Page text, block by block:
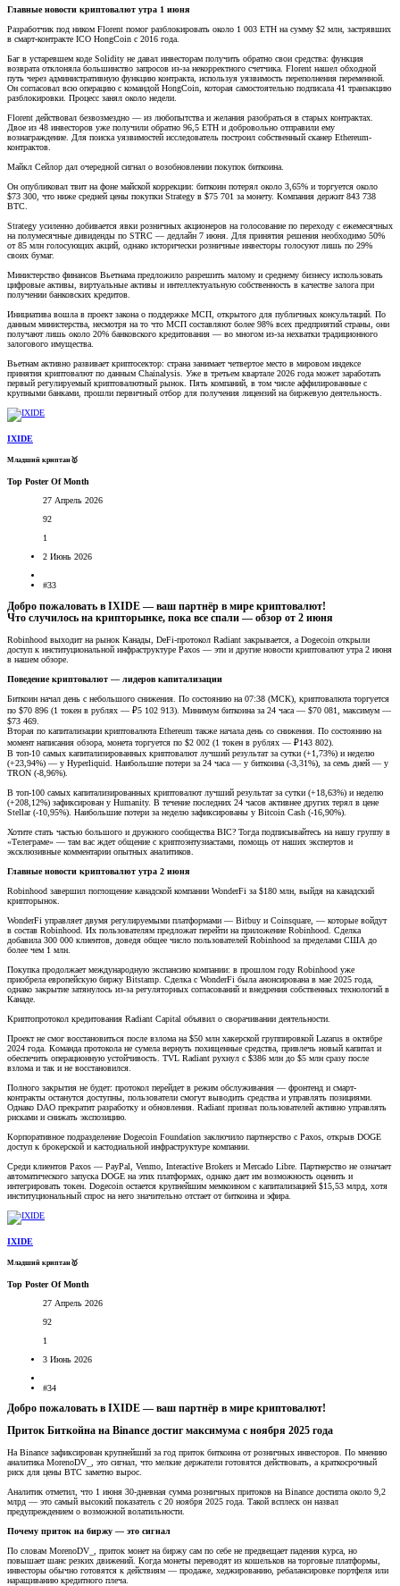
Главные новости криптовалют утра 1 июня
Разработчик под ником Florent помог разблокировать около 1 003 ETH на сумму $2 млн, застрявших
в смарт-контракте ICO HongCoin с 2016 года.
Баг в устаревшем коде Solidity не давал инвесторам получить обратно свои средства: функция
возврата отклоняла большинство запросов из-за некорректного счетчика. Florent нашел обходной
путь через административную функцию контракта, используя уязвимость переполнения переменной.
Он согласовал всю операцию с командой HongCoin, которая самостоятельно подписала 41 транзакцию
разблокировки. Процесс занял около недели.
Florent действовал безвозмездно — из любопытства и желания разобраться в старых контрактах.
Двое из 48 инвесторов уже получили обратно 96,5 ETH и добровольно отправили ему
вознаграждение. Для поиска уязвимостей исследователь построил собственный сканер Ethereum-
контрактов.
Майкл Сейлор дал очередной сигнал о возобновлении покупок биткоина.
Он опубликовал твит на фоне майской коррекции: биткоин потерял около 3,65% и торгуется около
$73 300, что ниже средней цены покупки Strategy в $75 701 за монету. Компания держит 843 738
BTC.
Strategy усиленно добивается явки розничных акционеров на голосование по переходу с ежемесячных
на полумесячные дивиденды по STRC — дедлайн 7 июня. Для принятия решения необходимо 50%
от 85 млн голосующих акций, однако исторически розничные инвесторы голосуют лишь по 29%
своих бумаг.
Министерство финансов Вьетнама предложило разрешить малому и среднему бизнесу использовать
цифровые активы, виртуальные активы и интеллектуальную собственность в качестве залога при
получении банковских кредитов.
Инициатива вошла в проект закона о поддержке МСП, открытого для публичных консультаций. По
данным министерства, несмотря на то что МСП составляют более 98% всех предприятий страны, они
получают лишь около 20% банковского кредитования — во многом из-за нехватки традиционного
залогового имущества.
Вьетнам активно развивает криптосектор: страна занимает четвертое место в мировом индексе
принятия криптовалют по данным Chainalysis. Уже в третьем квартале 2026 года может заработать
первый регулируемый криптовалютный рынок. Пять компаний, в том числе аффилированные с
крупными банками, прошли первичный отбор для получения лицензий на биржевую деятельность.
IXIDE
Младший криптан🥇
Top Poster Of Month
27 Апрель 2026
92
1
2 Июнь 2026
#33
Добро пожаловать в IXIDE — ваш партнёр в мире криптовалют!
Что случилось на крипторынке, пока все спали — обзор от 2 июня​
Robinhood выходит на рынок Канады, DeFi-протокол Radiant закрывается, а Dogecoin открыли
доступ к институциональной инфраструктуре Paxos — эти и другие новости криптовалют утра 2 июня
в нашем обзоре.
Поведение криптовалют — лидеров капитализации
Биткоин начал день с небольшого снижения. По состоянию на 07:38 (МСК), криптовалюта торгуется
по $70 896 (1 токен в рублях — ₽5 102 913). Минимум биткоина за 24 часа — $70 081, максимум —
$73 469.
Вторая по капитализации криптовалюта Ethereum также начала день со снижения. По состоянию на
момент написания обзора, монета торгуется по $2 002 (1 токен в рублях — ₽143 802).
В топ-10 самых капитализированных криптовалют лучший результат за сутки (+1,73%) и неделю
(+23,94%) — у Hyperliquid. Наибольшие потери за 24 часа — у биткоина (-3,31%), за семь дней — у
TRON (-8,96%).
В топ-100 самых капитализированных криптовалют лучший результат за сутки (+18,63%) и неделю
(+208,12%) зафиксирован у Humanity. В течение последних 24 часов активнее других терял в цене
Stellar (-10,95%). Наибольшие потери за неделю зафиксированы у Bitcoin Cash (-16,90%).
Хотите стать частью большого и дружного сообщества BIC? Тогда подписывайтесь на нашу группу в
«Телеграме» — там вас ждет общение с криптоэнтузиастами, помощь от наших экспертов и
эксклюзивные комментарии опытных аналитиков.
Главные новости криптовалют утра 2 июня
Robinhood завершил поглощение канадской компании WonderFi за $180 млн, выйдя на канадский
крипторынок.
WonderFi управляет двумя регулируемыми платформами — Bitbuy и Coinsquare, — которые войдут
в состав Robinhood. Их пользователям предложат перейти на приложение Robinhood. Сделка
добавила 300 000 клиентов, доведя общее число пользователей Robinhood за пределами США до
более чем 1 млн.
Покупка продолжает международную экспансию компании: в прошлом году Robinhood уже
приобрела европейскую биржу Bitstamp. Сделка с WonderFi была анонсирована в мае 2025 года,
однако закрытие затянулось из-за регуляторных согласований и внедрения собственных технологий в
Канаде.
Криптопротокол кредитования Radiant Capital объявил о сворачивании деятельности.
Проект не смог восстановиться после взлома на $50 млн хакерской группировкой Lazarus в октябре
2024 года. Команда протокола не сумела вернуть похищенные средства, привлечь новый капитал и
обеспечить операционную устойчивость. TVL Radiant рухнул с $386 млн до $5 млн сразу после
взлома и так и не восстановился.
Полного закрытия не будет: протокол перейдет в режим обслуживания — фронтенд и смарт-
контракты останутся доступны, пользователи смогут выводить средства и управлять позициями.
Однако DAO прекратит разработку и обновления. Radiant призвал пользователей активно управлять
рисками и снижать экспозицию.
Корпоративное подразделение Dogecoin Foundation заключило партнерство с Paxos, открыв DOGE
доступ к брокерской и кастодиальной инфраструктуре компании.
Среди клиентов Paxos — PayPal, Venmo, Interactive Brokers и Mercado Libre. Партнерство не означает
автоматического запуска DOGE на этих платформах, однако дает им возможность оценить и
интегрировать токен. Dogecoin остается крупнейшим мемкоином с капитализацией $15,53 млрд, хотя
институциональный спрос на него значительно отстает от биткоина и эфира.
IXIDE
Младший криптан🥇
Top Poster Of Month
27 Апрель 2026
92
1
3 Июнь 2026
#34
Добро пожаловать в IXIDE — ваш партнёр в мире криптовалют!​
Приток Биткойна на Binance достиг максимума с ноября 2025 года​
На Binance зафиксирован крупнейший за год приток биткоина от розничных инвесторов. По мнению
аналитика MorenoDV_, это сигнал, что мелкие держатели готовятся действовать, а краткосрочный
риск для цены BTC заметно вырос.
Аналитик отметил, что 1 июня 30-дневная сумма розничных притоков на Binance достигла около 9,2
млрд — это самый высокий показатель с 20 ноября 2025 года. Такой всплеск он назвал
предупреждением о возможной волатильности.
Почему приток на биржу — это сигнал
По словам MorenoDV_, приток монет на биржу сам по себе не предвещает падения курса, но
повышает шанс резких движений. Когда монеты переводят из кошельков на торговые платформы,
инвесторы обычно готовятся к действиям — продаже, хеджированию, ребалансировке портфеля или
наращиванию кредитного плеча.